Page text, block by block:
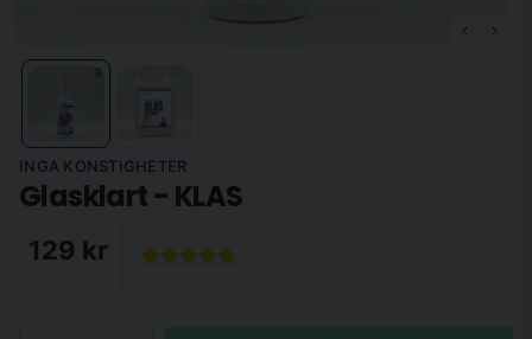
INGA KONSTIGHETER
Glasklart - KLAS
129 kr